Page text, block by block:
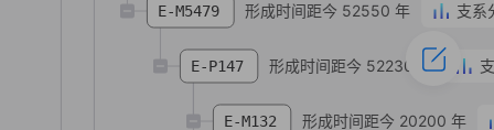
E-M5479 形成时间距今 52550 年 支系
E-P147 形成时间距今 52230 年
E-M132 形成时间距今 20200 年